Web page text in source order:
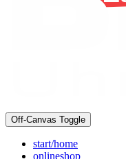
Off-Canvas Toggle
start/home
onlineshop